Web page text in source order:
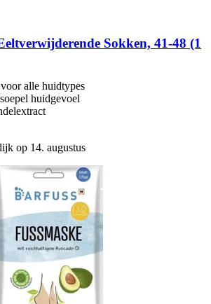
Sokken, 41-​48 (1
alle huidtypes
huidgevoel
op 14. augustus